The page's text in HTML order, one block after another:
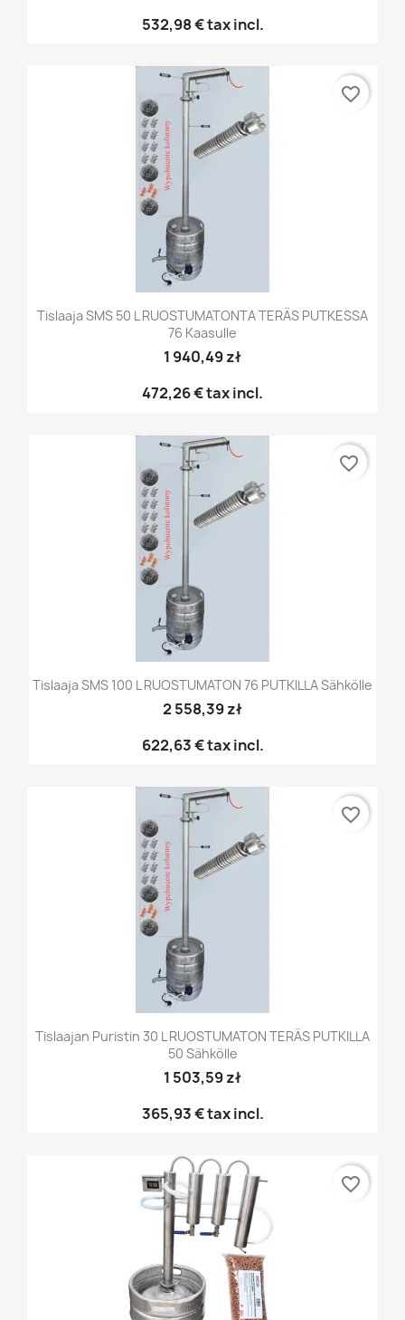
532,98 €tax incl.
Tislaaja SMS 50 L RUOSTUMATONTA TERÄS PUTKESSA
76 Kaasulle
1 940,49 zł
472,26 €tax incl.
favorite_border
Tislaaja SMS 100 L RUOSTUMATON 76 PUTKILLA Sähkölle
2 558,39 zł
622,63 €tax incl.
favorite_border
Tislaajan Puristin 30 L RUOSTUMATON TERÄS PUTKILLA
50 Sähkölle
1 503,59 zł
365,93 €tax incl.
favorite_border
favorite_border